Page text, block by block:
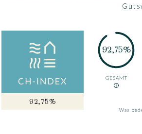
92,75%
92,75%
GESAMT
Was